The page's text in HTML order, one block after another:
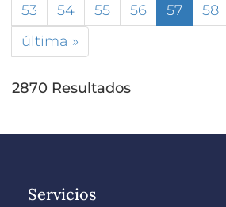
53
54 55 56 57 58
última »
2870 Resultados
Servicios